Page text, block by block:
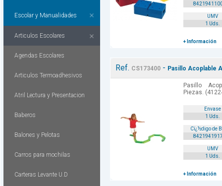
Escolar y Manualidades
Articulos Escolares
Agendas Escolares
Articulos Termoadhesivos
Atril Lectura y Presentacion
Baberos
Balones y Pelotas
Carros para mochilas
Carteras Levante U.D
UMV
1 Uds.
+ Información
Ref. CS173400 - Pasillo Acoplable
Pasillo
Piezas.
Envase
1 Uds.
Cï¿½digo de
UMV
1 Uds.
+ Información